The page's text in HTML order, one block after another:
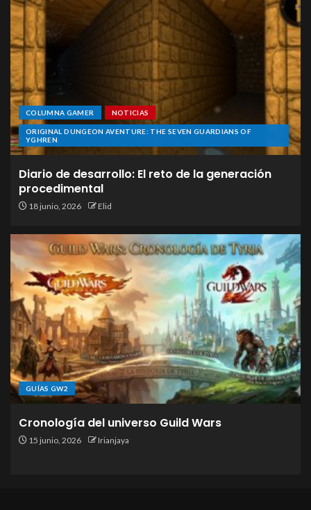
COLUMNA GAMER NOTICIAS
ORIGINAL DUNGEON AVENTURE: THE SEVEN GUARDIANS OF
YGHREN
Diario de desarrollo: El reto de la generación
procedimental
18 junio, 2026 Elid
GUÍAS GW2
Cronología del universo Guild Wars
15 junio, 2026 Irianjaya